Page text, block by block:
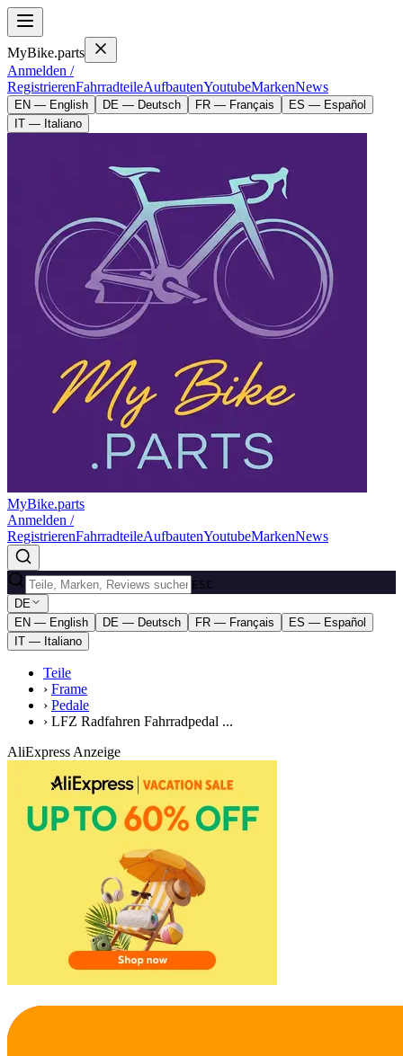
MyBike.parts
Anmelden /
RegistrierenFahrradteileAufbautenYoutubeMarkenNews
EN — English DE — Deutsch FR — Français
ES — Español
IT — Italiano
MyBike.parts
Anmelden /
RegistrierenFahrradteileAufbautenYoutubeMarkenNews
ESC
DE
EN — English
DE — Deutsch FR — Français
ES — Español
IT — Italiano
Teile
› Frame
› Pedale
› LFZ Radfahren Fahrradpedal ...
AliExpress Anzeige